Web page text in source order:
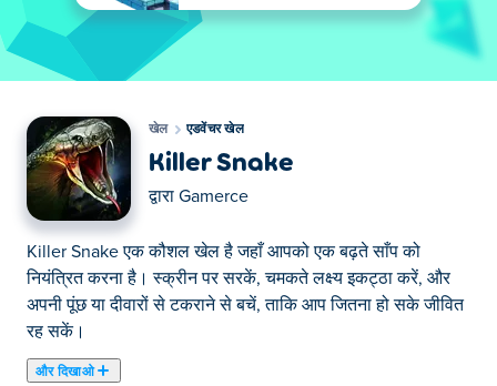
खेल एडवेंचर खेल
Killer Snake
द्वारा Gamerce
Killer Snake एक कौशल खेल है जहाँ आपको एक बढ़ते साँप को
नियंत्रित करना है। स्क्रीन पर सरकें, चमकते लक्ष्य इकट्ठा करें, और
अपनी पूंछ या दीवारों से टकराने से बचें, ताकि आप जितना हो सके जीवित
रह सकें।
और दिखाओ